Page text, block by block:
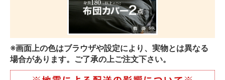
※画面上の色はブラウザや設定により、実物とは異なる
場合があります。ご了承の上ご注文下さい。